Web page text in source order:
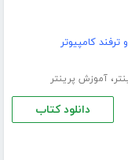
کامپیوتر
،آموزش پرینتر
دانلود کتاب